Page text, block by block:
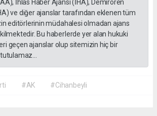
İhlas Haber Ajansı (İHA), Demirören
ve diğer ajanslar tarafından eklenen tüm
editörlerinin müdahalesi olmadan ajans
Bu haberlerde yer alan hukuki
geçen ajanslar olup sitemizin hiç bir
#AK #Cihanbeyli